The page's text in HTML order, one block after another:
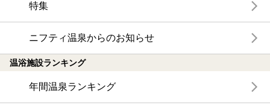
特集
ニフティ温泉からのお知らせ
温浴施設ランキング
年間温泉ランキング